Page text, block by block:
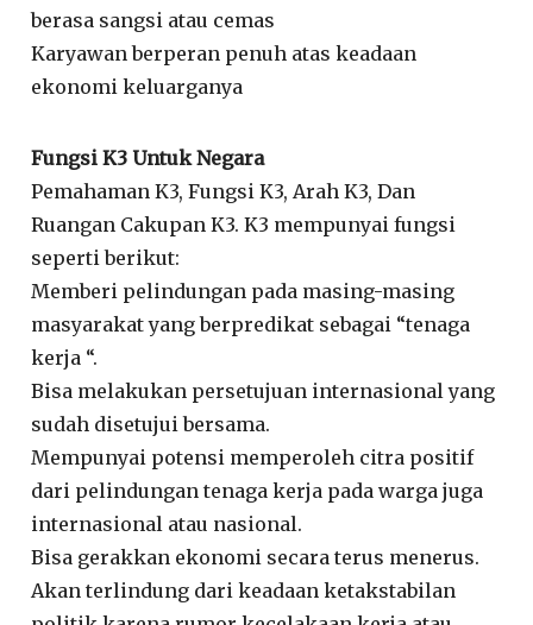
berasa sangsi atau cemas
Karyawan berperan penuh atas keadaan
ekonomi keluarganya
Fungsi K3 Untuk Negara
Pemahaman K3, Fungsi K3, Arah K3, Dan
Ruangan Cakupan K3. K3 mempunyai fungsi
seperti berikut:
Memberi pelindungan pada masing-masing
masyarakat yang berpredikat sebagai “tenaga
kerja “.
Bisa melakukan persetujuan internasional yang
sudah disetujui bersama.
Mempunyai potensi memperoleh citra positif
dari pelindungan tenaga kerja pada warga juga
internasional atau nasional.
Bisa gerakkan ekonomi secara terus menerus.
Akan terlindung dari keadaan ketakstabilan